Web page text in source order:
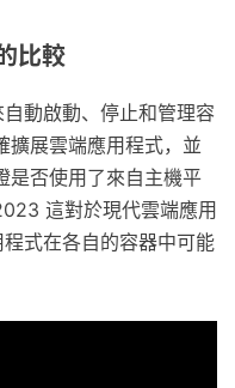
比較
動啟動、停止和管理容
擴展雲端應用程式，並
是否使用了來自主機平
這對於現代雲端應用
式在各自的容器中可能